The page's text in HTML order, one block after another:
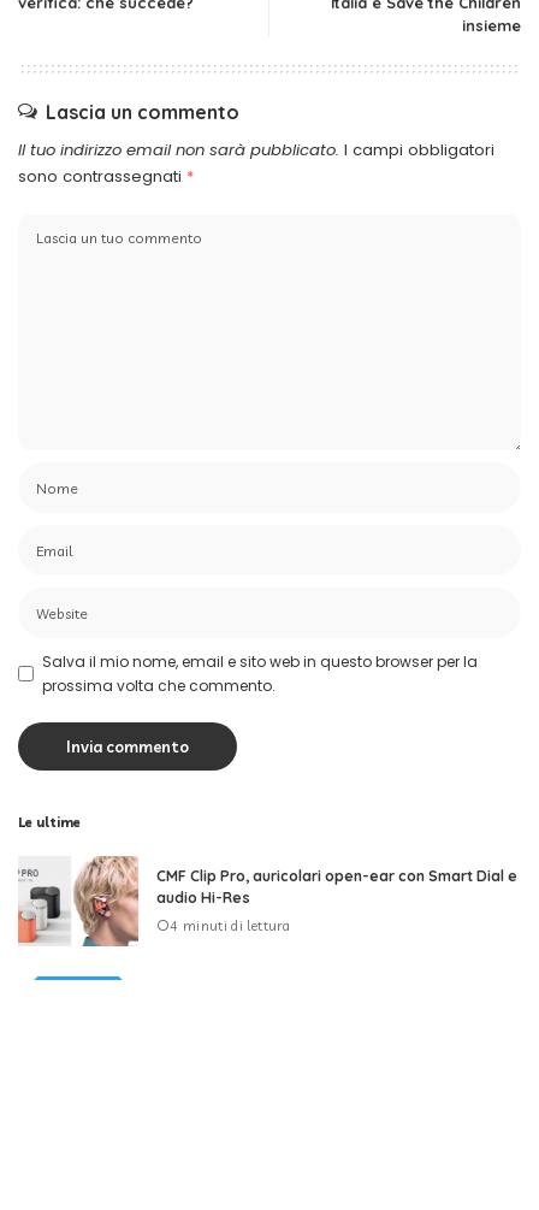
insieme
Lascia un commento
Il tuo indirizzo email non sarà pubblicato. I campi obbligatori
sono contrassegnati *
Salva il mio nome, email e sito web in questo browser per la
prossima volta che commento.
Le ultime
CMF Clip Pro, auricolari open-ear con Smart Dial e
audio Hi-Res
4 minuti di lettura